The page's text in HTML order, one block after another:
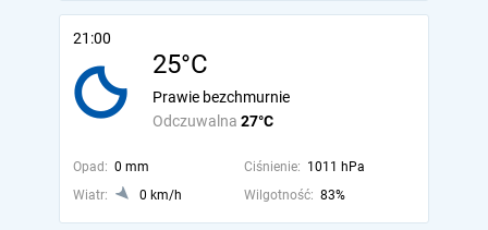
21:00
25°C
Odczuwalna 27°C
Prawie bezchmurnie
Opad: 0 mm Ciśnienie: 1011 hPa
Wiatr:
0 km/h Wilgotność: 83%